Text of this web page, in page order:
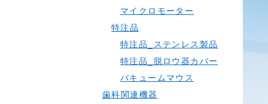
マイクロモーター
特注品
特注品_ステンレス製品
特注品_脱ロウ器カバー
バキュームマウス
歯科関連機器